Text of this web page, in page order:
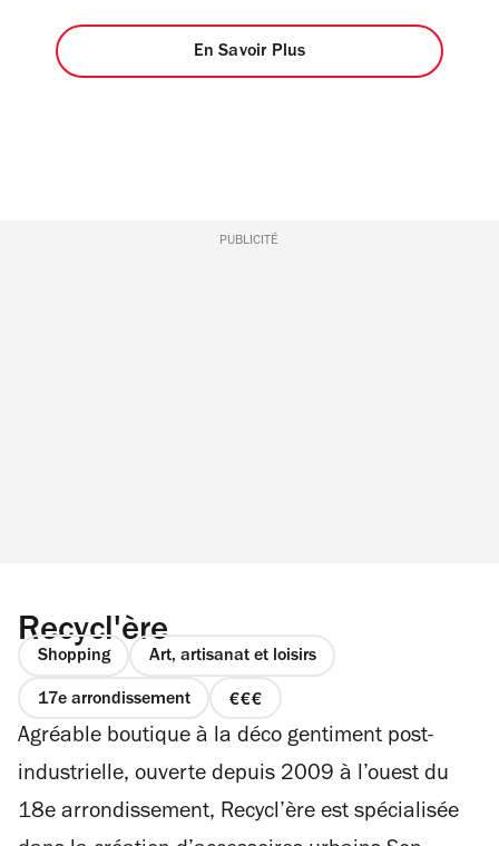
En Savoir Plus
PUBLICITÉ
Recycl'ère
Shopping Art, artisanat et loisirs
17e arrondissement
prix
3
sur
Agréable boutique à la déco gentiment post-
industrielle, ouverte depuis 2009 à l’ouest du
18e arrondissement, Recycl’ère est spécialisée